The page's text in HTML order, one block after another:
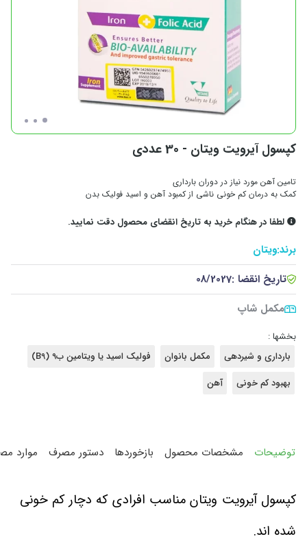
کپسول آیرویت ویتان - 30 عددی
تامین آهن مورد نیاز در دوران بارداری
کمک به درمان کم خونی ناشی از کمبود آهن و اسید فولیک بدن
لطفا در هنگام خرید به تاریخ انقضای محصول دقت نمایید.
برند:ویتان
تاریخ انقضا :08/2027
مکمل شاپ
بخشها :
بارداری و شیردهی
مکمل بانوان
فولیک اسید یا ویتامین ب9 (B9)
بهبود کم خونی
آهن
توضیحات مشخصات محصول بازخوردها دستور مصرف موارد
کپسول آیرویت ویتان مناسب افرادی که دچار کم خونی
شده اند.